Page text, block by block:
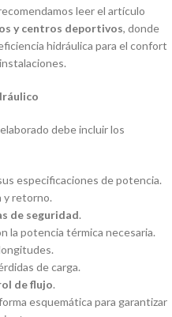
leer el artículo
y centros deportivos, donde
hidráulica para el confort
debe incluir los
especificaciones de potencia.
y retorno.
de seguridad.
la potencia térmica necesaria.
de carga.
de flujo.
esquemática para garantizar